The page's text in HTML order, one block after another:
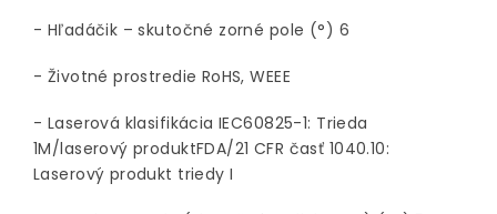
- Hľadáčik – skutočné zorné pole (°) 6
- Životné prostredie RoHS, WEEE
- Laserová klasifikácia IEC60825-1: Trieda
1M/laserový produktFDA/21 CFR časť 1040.10:
Laserový produkt triedy I